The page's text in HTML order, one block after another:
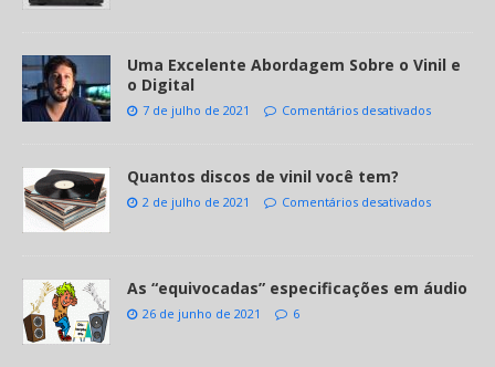
Uma Excelente Abordagem Sobre o Vinil e
o Digital
7 de julho de 2021 Comentários desativados
Quantos discos de vinil você tem?
2 de julho de 2021 Comentários desativados
As “equivocadas” especificações em áudio
26 de junho de 2021 6